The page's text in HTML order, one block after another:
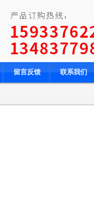
留言反馈 联系我们